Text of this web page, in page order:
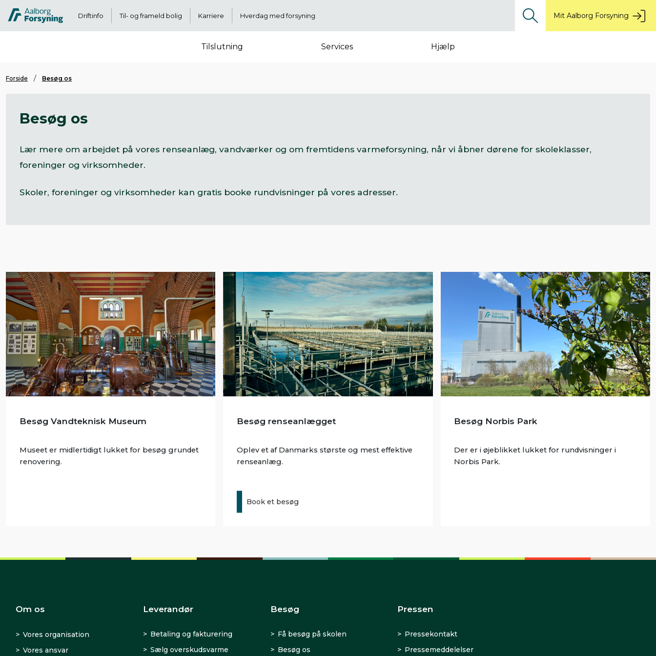
Driftinfo Til- og frameld bolig Karriere Hverdag med forsyning Mit Aalborg Forsyning
Tilslutning Services Hjælp
Forside Besøg os
Besøg os
Lær mere om arbejdet på vores renseanlæg, vandværker og om fremtidens varmeforsyning, når vi åbner dørene for skoleklasser,
foreninger og virksomheder.
Skoler, foreninger og virksomheder kan gratis booke rundvisninger på vores adresser.
Besøg Vandteknisk Museum
Museet er midlertidigt lukket for besøg grundet
renovering.
Besøg renseanlægget
Oplev et af Danmarks største og mest effektive
renseanlæg.
Book et besøg
Besøg Norbis Park
Der er i øjeblikket lukket for rundvisninger i
Norbis Park.
Om os
Vores organisation
Vores ansvar
Leverandør
Betaling og fakturering
Sælg overskudsvarme
Besøg
Få besøg på skolen
Besøg os
Pressen
Pressekontakt
Pressemeddelelser